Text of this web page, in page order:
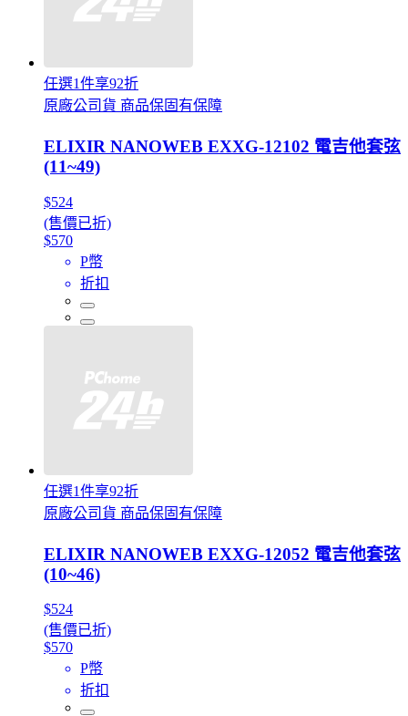
任選1件享92折
原廠公司貨 商品保固有保障
ELIXIR NANOWEB EXXG-12102 電吉他套弦
(11~49)
$524
(售價已折)
$570
P幣
折扣
任選1件享92折
原廠公司貨 商品保固有保障
ELIXIR NANOWEB EXXG-12052 電吉他套弦
(10~46)
$524
(售價已折)
$570
P幣
折扣